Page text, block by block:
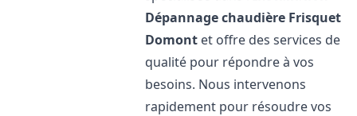
Dépannage chaudière Frisquet
Domont et offre des services de
qualité pour répondre à vos
besoins. Nous intervenons
rapidement pour résoudre vos